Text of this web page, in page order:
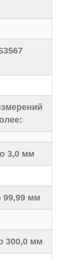
3,0 мм
99,99 мм
300,0 мм